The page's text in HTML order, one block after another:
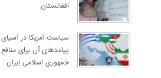
افغانستان
سیاست آمریکا در
پیامدهای آن برای
جمهوری اسلامی ایران